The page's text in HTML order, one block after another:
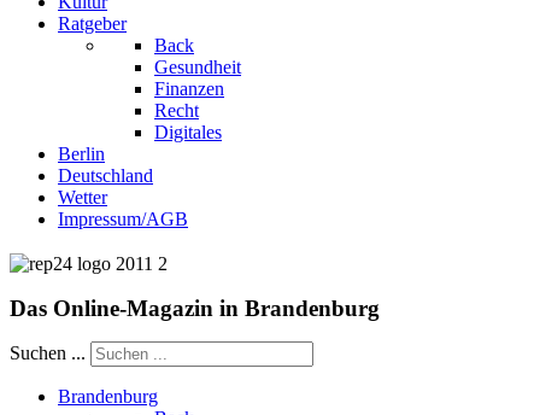
Ratgeber
Back
Gesundheit
Finanzen
Recht
Digitales
Berlin
Deutschland
Wetter
Impressum/AGB
Das Online-Magazin in Brandenburg
Suchen ...
Brandenburg